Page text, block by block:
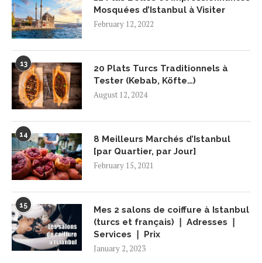
Mosquées d’Istanbul à Visiter
February 12, 2022
13
20 Plats Turcs Traditionnels à
Tester (Kebab, Köfte…)
August 12, 2024
14
8 Meilleurs Marchés d’Istanbul
[par Quartier, par Jour]
February 15, 2021
15
Mes 2 salons de coiffure à Istanbul
(turcs et français) ❘ Adresses ❘
Services ❘ Prix
January 2, 2023